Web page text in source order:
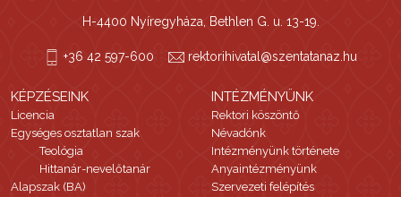
H-4400 Nyíregyháza, Bethlen G. u. 13-19.
+36 42 597-600 rektorihivatal@szentatanaz.hu
KÉPZÉSEINK
Licencia
Egységes osztatlan szak
Teológia
Hittanár-nevelőtanár
Alapszak (BA)
INTÉZMÉNYÜNK
Rektori köszöntő
Névadónk
Intézményünk története
Anyaintézményünk
Szervezeti felépítés